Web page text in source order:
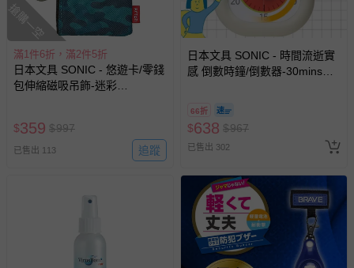
搶購一空
滿1件6折，滿2件5折
日本文具 SONIC - 悠遊卡/零錢
包伸縮磁吸吊飾-迷彩
$359 $997
已售出 113 追蹤
日本文具 SONIC - 時間流逝實
感 倒數時鐘/倒數器-30mins版-
66折
$638 $967
已售出 302